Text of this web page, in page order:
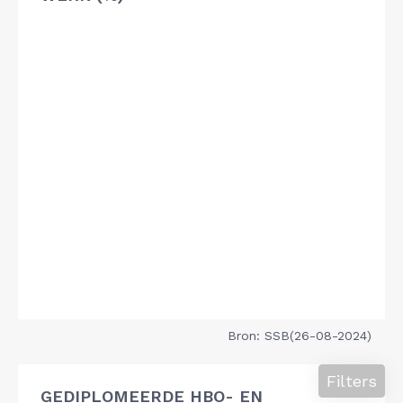
Bron: SSB(26-08-2024)
GEDIPLOMEERDE HBO- EN
Filters